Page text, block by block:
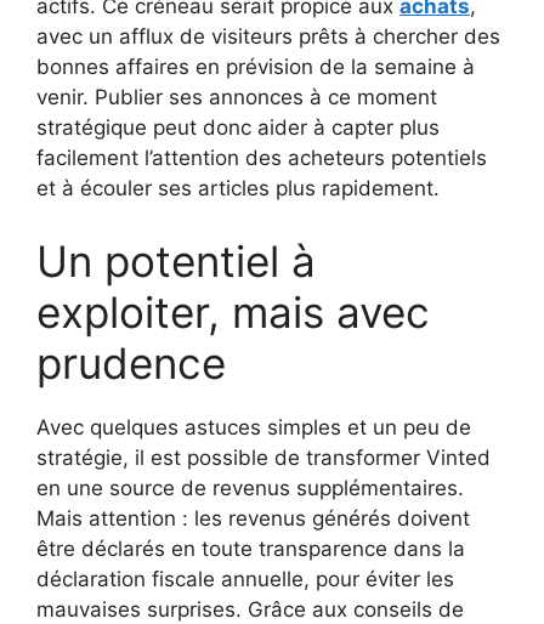
actifs. Ce créneau serait propice aux achats,
avec un afflux de visiteurs prêts à chercher des
bonnes affaires en prévision de la semaine à
venir. Publier ses annonces à ce moment
stratégique peut donc aider à capter plus
facilement l’attention des acheteurs potentiels
et à écouler ses articles plus rapidement.
Un potentiel à
exploiter, mais avec
prudence
Avec quelques astuces simples et un peu de
stratégie, il est possible de transformer Vinted
en une source de revenus supplémentaires.
Mais attention : les revenus générés doivent
être déclarés en toute transparence dans la
déclaration fiscale annuelle, pour éviter les
mauvaises surprises. Grâce aux conseils de